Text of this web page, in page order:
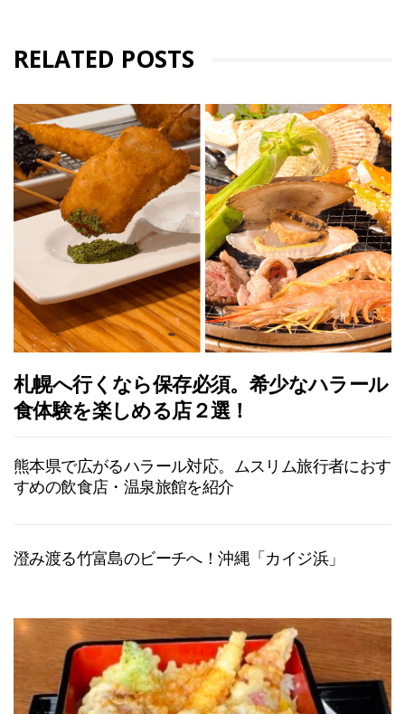
RELATED POSTS
札幌へ行くなら保存必須。希少なハラール
食体験を楽しめる店２選！
熊本県で広がるハラール対応。ムスリム旅行者におす
すめの飲食店・温泉旅館を紹介
澄み渡る竹富島のビーチへ！沖縄「カイジ浜」